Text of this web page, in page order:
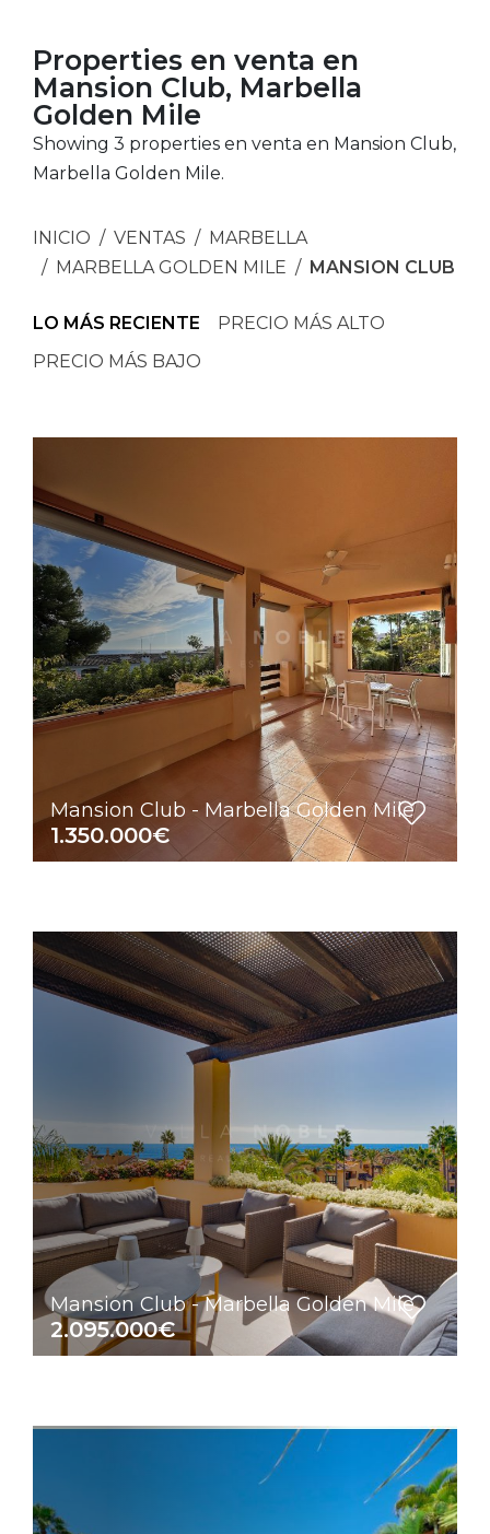
Properties en venta en
Mansion Club, Marbella
Golden Mile
Showing 3 properties en venta en Mansion Club,
Marbella Golden Mile.
INICIO VENTAS
MARBELLA
MARBELLA GOLDEN MILE
MANSION CLUB
LO MÁS RECIENTE
PRECIO MÁS ALTO
PRECIO MÁS BAJO
Mansion Club - Marbella Golden Mile
1.350.000€
Mansion Club - Marbella Golden Mile
2.095.000€